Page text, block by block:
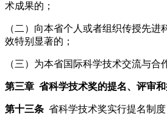
术成果的；
（二）向本省个人或者组织传授先
效特别显著的；
（三）为本省国际科学技术交流与合
第三章 省科学技术奖的提名、评审
第十三条 省科学技术奖实行提名制